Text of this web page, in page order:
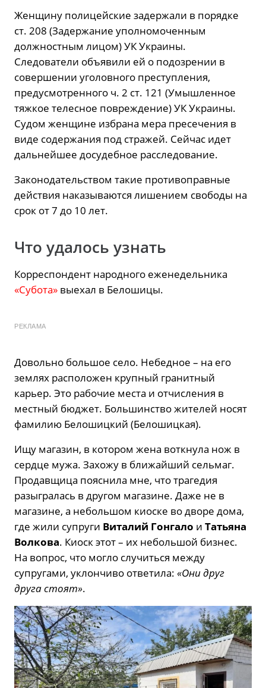
Женщину полицейские задержали в порядке
ст. 208 (Задержание уполномоченным
должностным лицом) УК Украины.
Следователи объявили ей о подозрении в
совершении уголовного преступления,
предусмотренного ч. 2 ст. 121 (Умышленное
тяжкое телесное повреждение) УК Украины.
Судом женщине избрана мера пресечения в
виде содержания под стражей. Сейчас идет
дальнейшее досудебное расследование.
Законодательством такие противоправные
действия наказываются лишением свободы на
срок от 7 до 10 лет.
Что удалось узнать
Корреспондент народного еженедельника
«Субота» выехал в Белошицы.
РЕКЛАМА
Довольно большое село. Небедное – на его
землях расположен крупный гранитный
карьер. Это рабочие места и отчисления в
местный бюджет. Большинство жителей носят
фамилию Белошицкий (Белошицкая).
Ищу магазин, в котором жена воткнула нож в
сердце мужа. Захожу в ближайший сельмаг.
Продавщица пояснила мне, что трагедия
разыгралась в другом магазине. Даже не в
магазине, а небольшом киоске во дворе дома,
где жили супруги Виталий Гонгало и Татьяна
Волкова. Киоск этот – их небольшой бизнес.
На вопрос, что могло случиться между
супругами, уклончиво ответила: «Они друг
друга стоят».